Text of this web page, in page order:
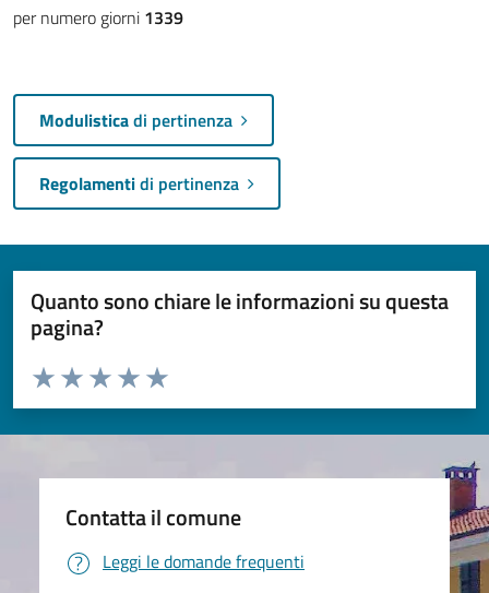
per numero giorni 1339
Modulisticadi pertinenza
Regolamentidi pertinenza
Quanto sono chiare le informazioni su questa
pagina?
Valuta da 1 a 5 stelle la pagina
Valuta 5 stelle su 5
Valuta 4 stelle su 5
Valuta 3 stelle su 5
Valuta 2 stelle su 5
Valuta 1 stelle su 5
Contatta il comune
Leggi le domande frequenti